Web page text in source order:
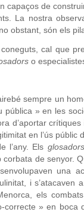
capaços de
La nostra
obstant, són els
cal que
o
sempre un
» en les
d’aportar
en l’ús
l’any. Els glosadors
corbata de senyor.
una
i s’atacaven
els
» en boca